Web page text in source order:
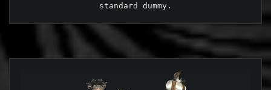
standard dummy.